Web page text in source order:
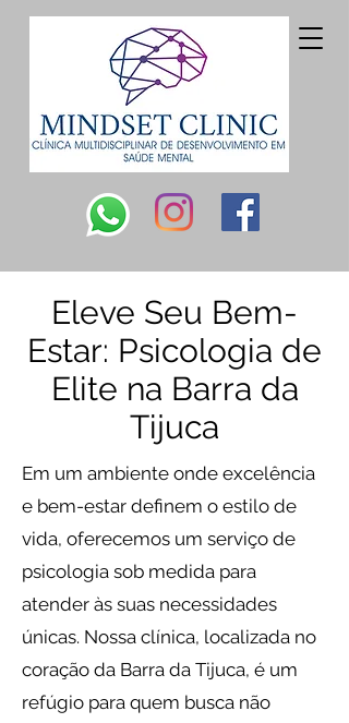
Eleve Seu Bem-
Estar: Psicologia de
Elite na Barra da
Tijuca
Em um ambiente onde excelência
e bem-estar definem o estilo de
vida, oferecemos um serviço de
psicologia sob medida para
atender às suas necessidades
únicas. Nossa clínica, localizada no
coração da Barra da Tijuca, é um
refúgio para quem busca não